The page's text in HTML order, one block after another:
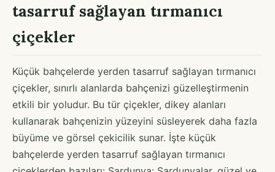
tasarruf sağlayan tırmanıcı
çiçekler
Küçük bahçelerde yerden tasarruf sağlayan tırmanıcı
çiçekler, sınırlı alanlarda bahçenizi güzelleştirmenin
etkili bir yoludur. Bu tür çiçekler, dikey alanları
kullanarak bahçenizin yüzeyini süsleyerek daha fazla
büyüme ve görsel çekicilik sunar. İşte küçük
bahçelerde yerden tasarruf sağlayan tırmanıcı